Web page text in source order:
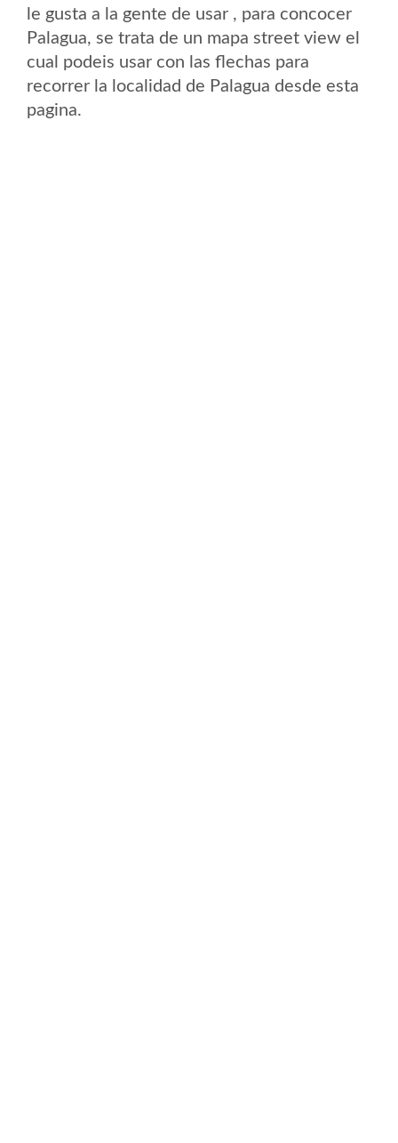
le gusta a la gente de usar , para concocer
Palagua, se trata de un mapa street view el
cual podeis usar con las flechas para
recorrer la localidad de Palagua desde esta
pagina.